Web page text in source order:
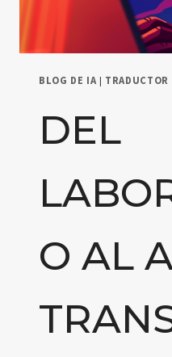
BLOG DE IA | TRADUCTOR
DEL
O AL